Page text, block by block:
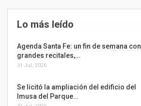
Lo más leído
Agenda Santa Fe: un fin de semana con
grandes recitales,…
31 Jul, 2026
Se licitó la ampliación del edificio del
Imusa del Parque…